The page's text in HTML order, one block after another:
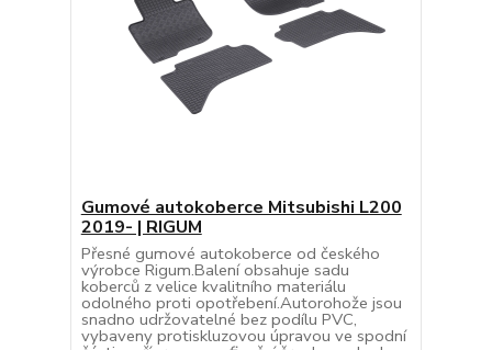
Gumové autokoberce Mitsubishi L200
2019- | RIGUM
Přesné gumové autokoberce od českého
výrobce Rigum.Balení obsahuje sadu
koberců z velice kvalitního materiálu
odolného proti opotřebení.Autorohože jsou
snadno udržovatelné bez podílu PVC,
vybaveny protiskluzovou úpravou ve spodní